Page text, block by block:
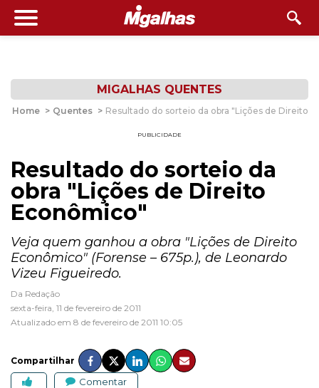
MIGALHAS QUENTES
Home > Quentes > Resultado do sorteio da obra "Lições de Direito
PUBLICIDADE
Resultado do sorteio da
obra "Lições de Direito
Econômico"
Veja quem ganhou a obra "Lições de Direito
Econômico" (Forense – 675p.), de Leonardo
Vizeu Figueiredo.
Da Redação
sexta-feira, 11 de fevereiro de 2011
Atualizado em 8 de fevereiro de 2011 10:05
Compartilhar
Comentar